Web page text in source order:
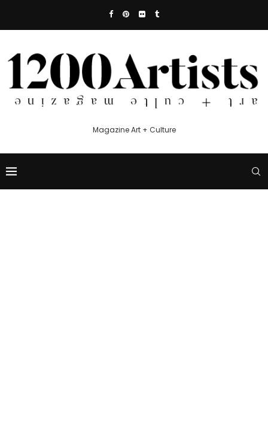
Magazine Art + Culture